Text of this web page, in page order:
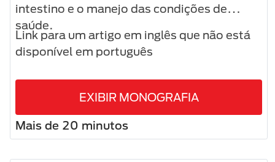
intestino e o manejo das condições de
saúde.
Link para um artigo em inglês que não está
disponível em português
EXIBIR MONOGRAFIA
Mais de 20 minutos